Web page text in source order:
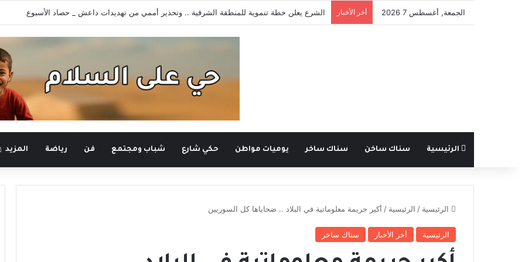
الجمعة, أغسطس 7 2026 أخر الأخبار قانون الجرائم الإلكترونية يستعيد سطوته .. حادثتا اعتقال تهددان حرية التعبير
الرئيسية سناك ساخن سناك ساخر يوميات مواطن حكي شارع شباب ومجتمع فن رياضة المزيد
الرئيسية / الرئيسية / أكبر جريمة معلوماتية في البلاد .. ضحاياها كل السوريين
الرئيسية أخر الأخبار سناك ساخر